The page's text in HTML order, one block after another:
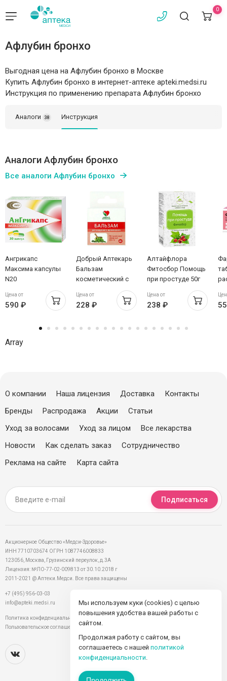
0
Афлубин бронхо
Выгодная цена на Афлубин бронхо в Москве
Купить Афлубин бронхо в интернет-аптеке apteki.medsi.ru
Инструкция по применению препарата Афлубин бронхо
Аналоги 38 Инструкция
Аналоги Афлубин бронхо
Все аналоги Афлубин бронхо
Ангрикапс
Максима капсулы
N20
Цена от
590 ₽
Добрый Аптекарь
Бальзам
косметический с
эфирными
маслами для
применения 4г
Цена от
228 ₽
Алтайфлора
Фитосбор Помощь
при простуде 50г
Цена от
238 ₽
Array
О компании Наша лицензия Доставка
Контакты
Бренды
Распродажа Акции
Статьи
Уход за волосами
Уход за лицом
Все лекарства
Новости
Как сделать заказ
Сотрудничество
Реклама на сайте
Карта сайта
Подписаться
Акционерное Общество «Медси-Здоровье»
ИНН 7710703674 ОГРН 1087746008833
123056, Москва, Грузинский переулок, д.3А
Лицензия: №ЛО-77-02-009813 от 30.10.2018 г
2011-2021 @ Аптеки.Медси. Все права защищены
+7 (495) 956-03-03
info@apteki.medsi.ru
Политика конфиденциальности
Пользовательское соглашение
Мы используем куки (cookies) с целью
повышения удобства вашей работы с
сайтом.
Продолжая работу с сайтом, вы
соглашаетесь с нашей политикой
конфиденциальности